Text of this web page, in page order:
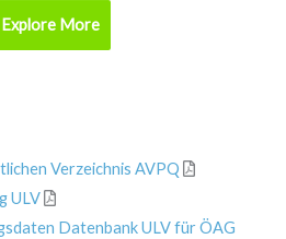
Explore More
Verzeichnis AVPQ
ULV
Datenbank ULV für ÖAG